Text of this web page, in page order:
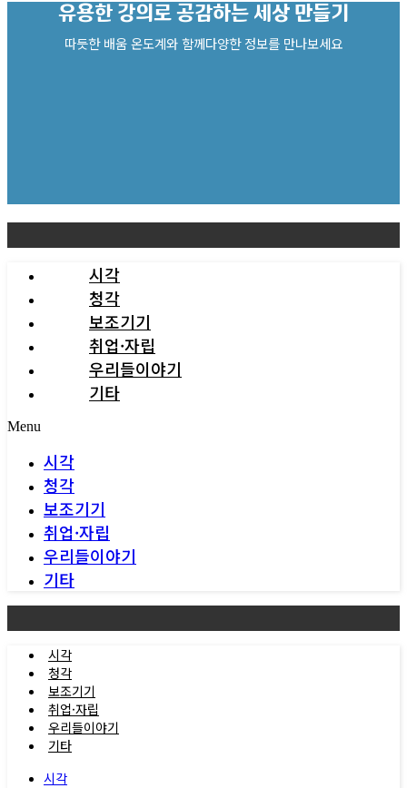
유용한 강의로 공감하는 세상 만들기
따듯한 배움 온도계와 함께다양한 정보를 만나보세요
시각
청각
보조기기
취업·자립
우리들이야기
기타
Menu
시각
청각
보조기기
취업·자립
우리들이야기
기타
시각
청각
보조기기
취업·자립
우리들이야기
기타
시각